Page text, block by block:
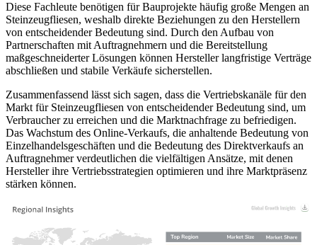
Diese Fachleute benötigen für Bauprojekte häufig große Mengen an
Steinzeugfliesen, weshalb direkte Beziehungen zu den Herstellern
von entscheidender Bedeutung sind. Durch den Aufbau von
Partnerschaften mit Auftragnehmern und die Bereitstellung
maßgeschneiderter Lösungen können Hersteller langfristige Verträge
abschließen und stabile Verkäufe sicherstellen.
Zusammenfassend lässt sich sagen, dass die Vertriebskanäle für den
Markt für Steinzeugfliesen von entscheidender Bedeutung sind, um
Verbraucher zu erreichen und die Marktnachfrage zu befriedigen.
Das Wachstum des Online-Verkaufs, die anhaltende Bedeutung von
Einzelhandelsgeschäften und die Bedeutung des Direktverkaufs an
Auftragnehmer verdeutlichen die vielfältigen Ansätze, mit denen
Hersteller ihre Vertriebsstrategien optimieren und ihre Marktpräsenz
stärken können.